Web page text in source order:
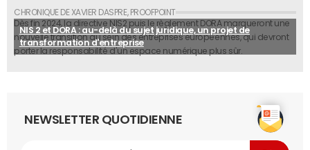
NIS 2 et DORA : au-delà du sujet juridique, un projet de
transformation d'entreprise
Dès fin 2024, la directive NIS2 puis le règlement DORA marqueront une
nouvelle transition au sein des entreprises européennes, qui devront
porter la responsabilité d'un espace numérique plus sûr.
NEWSLETTER QUOTIDIENNE